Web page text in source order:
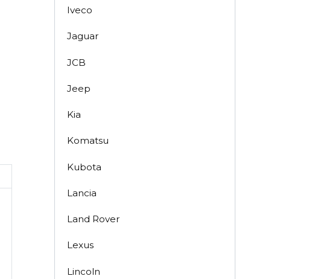
Iveco
Jaguar
JCB
Jeep
Kia
Komatsu
Kubota
Lancia
Land Rover
Lexus
Lincoln